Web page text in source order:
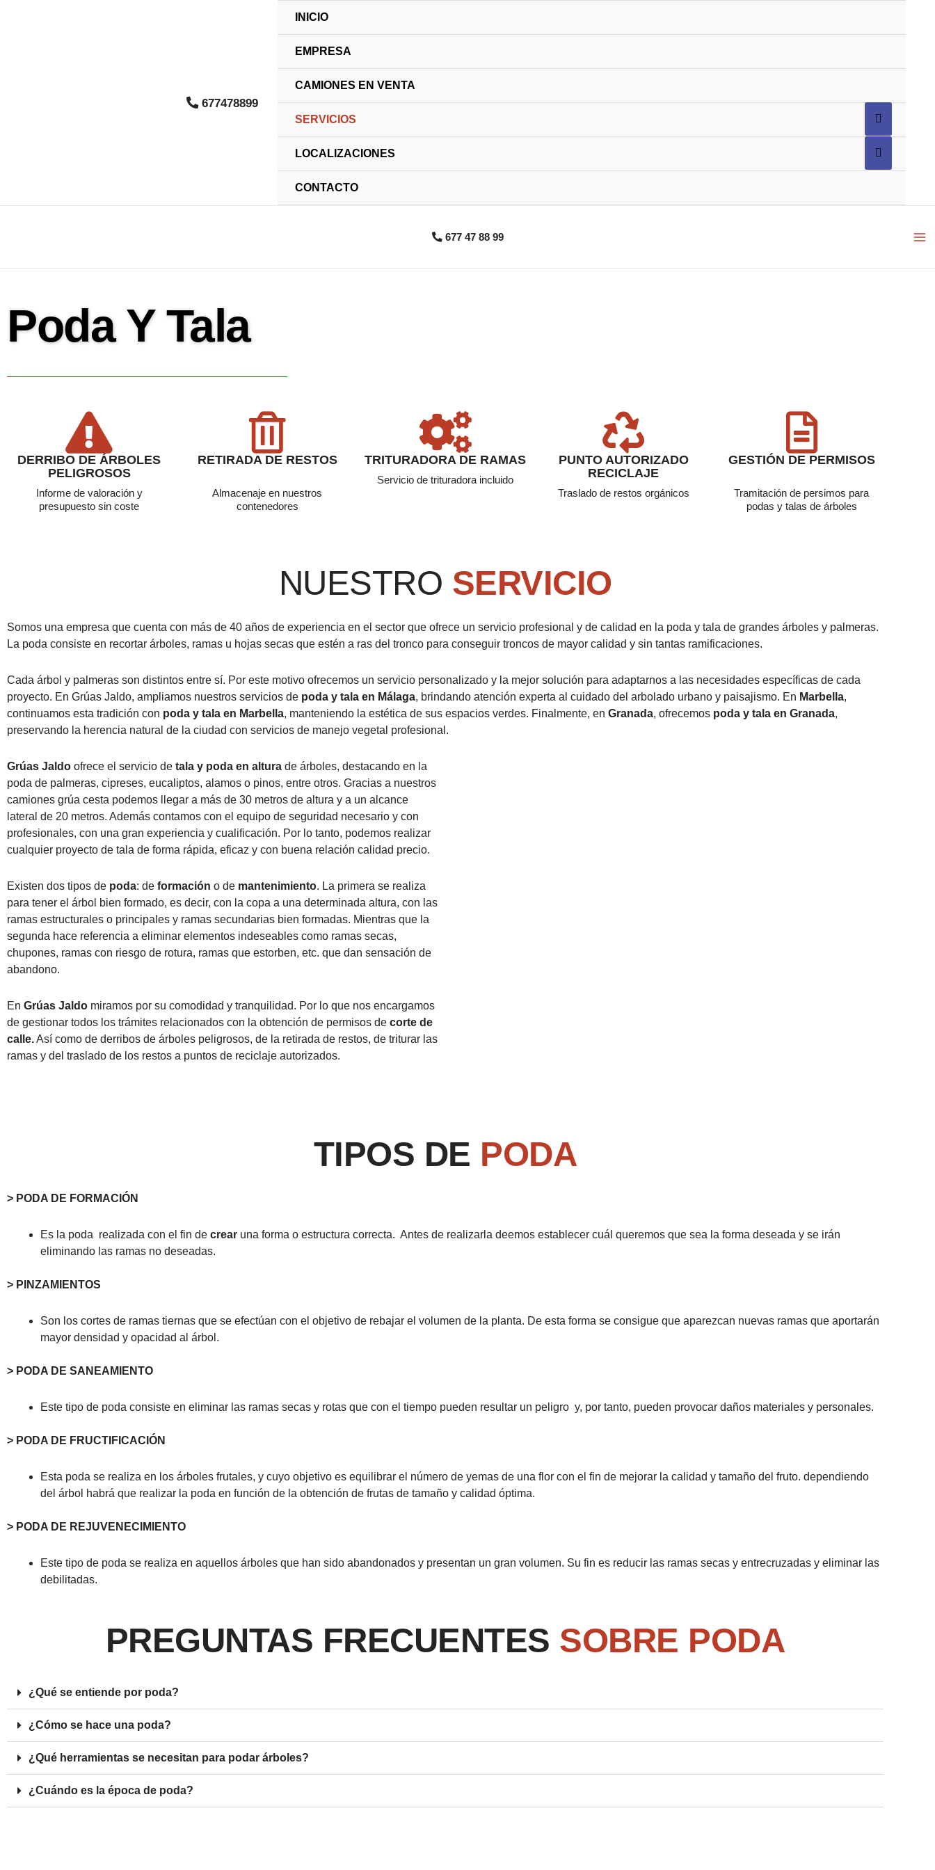
677478899
INICIO
EMPRESA
CAMIONES EN VENTA
SERVICIOS
LOCALIZACIONES
CONTACTO
677 47 88 99
Poda Y Tala
DERRIBO DE ÁRBOLES
PELIGROSOS
Informe de valoración y
presupuesto sin coste
RETIRADA DE RESTOS
Almacenaje en nuestros
contenedores
TRITURADORA DE RAMAS
Servicio de trituradora incluido
PUNTO AUTORIZADO
RECICLAJE
Traslado de restos orgánicos
GESTIÓN DE PERMISOS
Tramitación de persimos para
podas y talas de árboles
NUESTRO SERVICIO
Somos una empresa que cuenta con más de 40 años de experiencia en el sector que ofrece un servicio profesional y de calidad en la poda y tala de grandes árboles y palmeras.
La poda consiste en recortar árboles, ramas u hojas secas que estén a ras del tronco para conseguir troncos de mayor calidad y sin tantas ramificaciones.
Cada árbol y palmeras son distintos entre sí. Por este motivo ofrecemos un servicio personalizado y la mejor solución para adaptarnos a las necesidades específicas de cada
proyecto. En Grúas Jaldo, ampliamos nuestros servicios de poda y tala en Málaga, brindando atención experta al cuidado del arbolado urbano y paisajismo. En Marbella,
continuamos esta tradición con poda y tala en Marbella, manteniendo la estética de sus espacios verdes. Finalmente, en Granada, ofrecemos poda y tala en Granada,
preservando la herencia natural de la ciudad con servicios de manejo vegetal profesional.
Grúas Jaldo ofrece el servicio de tala y poda en altura de árboles, destacando en la
poda de palmeras, cipreses, eucaliptos, alamos o pinos, entre otros. Gracias a nuestros
camiones grúa cesta podemos llegar a más de 30 metros de altura y a un alcance
lateral de 20 metros. Además contamos con el equipo de seguridad necesario y con
profesionales, con una gran experiencia y cualificación. Por lo tanto, podemos realizar
cualquier proyecto de tala de forma rápida, eficaz y con buena relación calidad precio.
Existen dos tipos de poda: de formación o de mantenimiento. La primera se realiza
para tener el árbol bien formado, es decir, con la copa a una determinada altura, con las
ramas estructurales o principales y ramas secundarias bien formadas. Mientras que la
segunda hace referencia a eliminar elementos indeseables como ramas secas,
chupones, ramas con riesgo de rotura, ramas que estorben, etc. que dan sensación de
abandono.
En Grúas Jaldo miramos por su comodidad y tranquilidad. Por lo que nos encargamos
de gestionar todos los trámites relacionados con la obtención de permisos de corte de
calle.Así como de derribos de árboles peligrosos, de la retirada de restos, de triturar las
ramas y del traslado de los restos a puntos de reciclaje autorizados.
TIPOS DE PODA
> PODA DE FORMACIÓN
Es la poda realizada con el fin de crear una forma o estructura correcta. Antes de realizarla deemos establecer cuál queremos que sea la forma deseada y se irán
eliminando las ramas no deseadas.
> PINZAMIENTOS
Son los cortes de ramas tiernas que se efectúan con el objetivo de rebajar el volumen de la planta. De esta forma se consigue que aparezcan nuevas ramas que aportarán
mayor densidad y opacidad al árbol.
> PODA DE SANEAMIENTO
Este tipo de poda consiste en eliminar las ramas secas y rotas que con el tiempo pueden resultar un peligro y, por tanto, pueden provocar daños materiales y personales.
> PODA DE FRUCTIFICACIÓN
Esta poda se realiza en los árboles frutales, y cuyo objetivo es equilibrar el número de yemas de una flor con el fin de mejorar la calidad y tamaño del fruto. dependiendo
del árbol habrá que realizar la poda en función de la obtención de frutas de tamaño y calidad óptima.
> PODA DE REJUVENECIMIENTO
Este tipo de poda se realiza en aquellos árboles que han sido abandonados y presentan un gran volumen. Su fin es reducir las ramas secas y entrecruzadas y eliminar las
debilitadas.
PREGUNTAS FRECUENTES SOBRE PODA
¿Qué se entiende por poda?
¿Cómo se hace una poda?
¿Qué herramientas se necesitan para podar árboles?
¿Cuándo es la época de poda?